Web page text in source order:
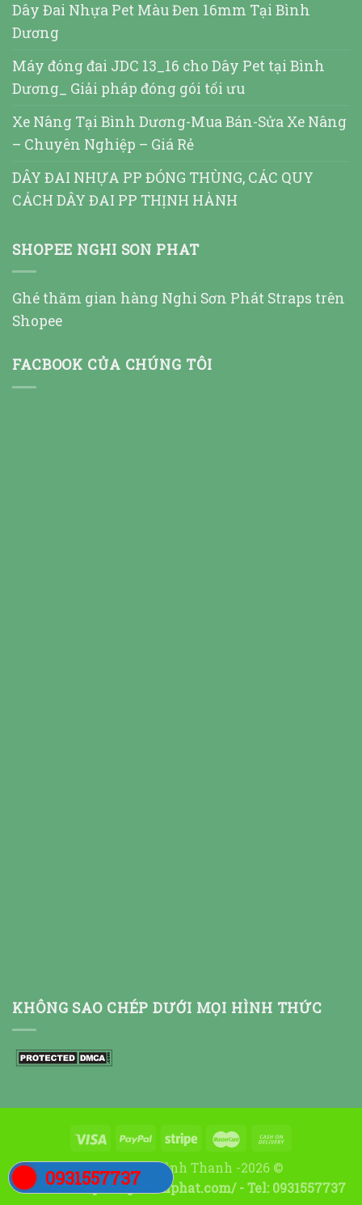
0931557737
Dây Đai Nhựa Pet Màu Đen 16mm Tại Bình
Dương
Máy đóng đai JDC 13_16 cho Dây Pet tại Bình
Dương_ Giải pháp đóng gói tối ưu
Xe Nâng Tại Bình Dương-Mua Bán-Sửa Xe Nâng
– Chuyên Nghiệp – Giá Rẻ
DÂY ĐAI NHỰA PP ĐÓNG THÙNG, CÁC QUY
CÁCH DÂY ĐAI PP THỊNH HÀNH
SHOPEE NGHI SON PHAT
Ghé thăm gian hàng Nghi Sơn Phát Straps trên
Shopee
FACBOOK CỦA CHÚNG TÔI
KHÔNG SAO CHÉP DƯỚI MỌI HÌNH THỨC
Thiết kế bởi:Đình Thanh -2026 ©
Website:https://nghisonphat.com/ - Tel: 0931557737